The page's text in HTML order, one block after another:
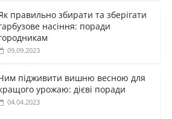
правильно збирати та зберігати
насіння: поради
09.09.2023
підживити вишню весною для
урожаю: дієві поради
04.04.2023